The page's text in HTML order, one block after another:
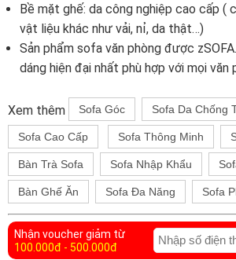
Bề mặt ghế: da công nghiệp cao cấp (
vật liệu khác như vải, nỉ, da thật…)
Sản phẩm sofa văn phòng được
dáng hiện đại nhất phù hợp với mọi văn
Xem thêm Sofa Góc Sofa Da Chống
Sofa Cao Cấp Sofa Thông Minh
Bàn Trà Sofa Sofa Nhập Khẩu
Bàn Ghế Ăn Sofa Đa Năng Sofa
Nhận voucher giảm từ
100.000đ - 500.000đ